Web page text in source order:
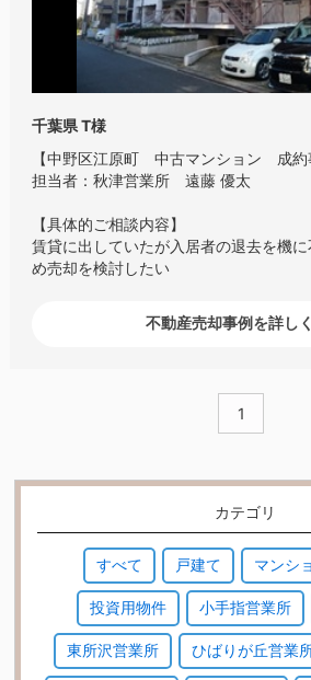
千葉県 T様
【中野区江原町 中古マンション 成約
担当者：秋津営業所 遠藤 優太
【具体的ご相談内容】
賃貸に出していたが入居者の退去を機
め売却を検討したい
不動産売却事例を詳し
1
カテゴリ
すべて 戸建て マンシ
投資用物件 小手指営業所
東所沢営業所 ひばりが丘営業